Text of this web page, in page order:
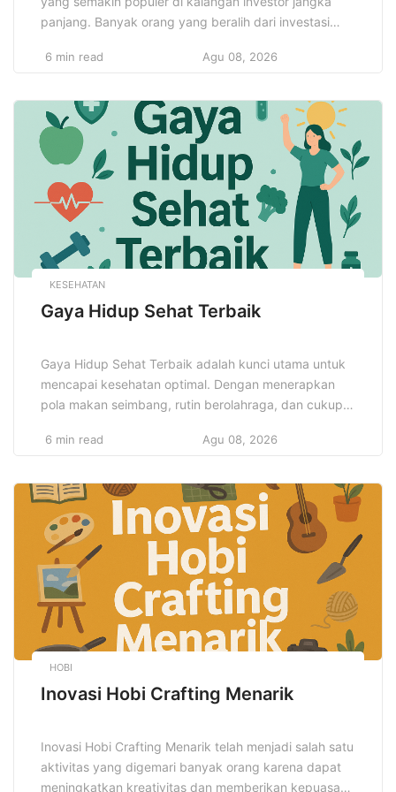
panjang. Banyak orang yang beralih dari investasi
sebagai salah satu cara yang aman dan
dalam jangka panjang. Dengan dunia yang semakin
tidak menentu, properti menawarkan stabilitas yang
dibutuhkan serta potensi keuntungan […]
6 min read Agu 08, 2026
KESEHATAN
Gaya Hidup Sehat Terbaik
Gaya Hidup Sehat Terbaik adalah kunci utama untuk
mencapai kesehatan optimal. Dengan menerapkan
pola makan seimbang, rutin berolahraga, dan cukup
mencegah berbagai penyakit yang dapat
kebiasaan buruk seperti merokok atau mengonsumsi
alkohol secara berlebihan juga sangat penting dalam
menjaga kesehatan jangka […]
6 min read Agu 08, 2026
HOBI
Inovasi Hobi Crafting Menarik
Inovasi Hobi Crafting Menarik telah menjadi salah satu
aktivitas yang digemari banyak orang karena dapat
meningkatkan kreativitas dan memberikan kepuasan